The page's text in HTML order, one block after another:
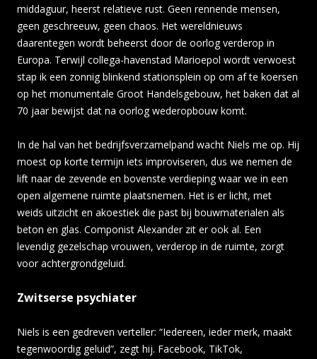
middaguur, heerst relatieve rust. Geen rennende mensen,
geen geschreeuw, geen chaos. Het wereldnieuws
daarentegen wordt beheerst door de oorlog verderop in
Europa. Terwijl collega-havenstad Marioepol wordt verwoest
stap ik een zonnig blinkend stationsplein op om af te koersen
op het monumentale Groot Handelsgebouw, het baken dat al
70 jaar bewijst dat na oorlog wederopbouw komt.
In de hal van het bedrijfsverzamelpand wacht Niels me op. Hij
moest op korte termijn iets improviseren, dus we nemen de
lift naar de zevende en bovenste verdieping waar we in een
open algemene ruimte plaatsnemen. Het is er licht, met
weids uitzicht en akoestiek die past bij bouwmaterialen als
beton en glas. Componist Alexander zit er ook al. Een
levendig gezelschap vrouwen, verderop in de ruimte, zorgt
voor achtergrondgeluid.
Zwitserse psychiater
Niels is een gedreven verteller: “Iedereen, ieder merk, maakt
tegenwoordig geluid”, zegt hij. Facebook, TikTok,